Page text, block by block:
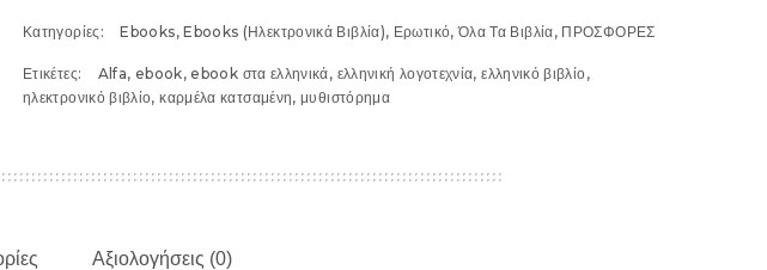
Κατηγορίες: Ebooks,Ebooks (Ηλεκτρονικά Βιβλία), Ερωτικό,Όλα Τα Βιβλία, ΠΡΟΣΦΟΡΕΣ
Ετικέτες: Alfa, ebook,ebook στα ελληνικά, ελληνική λογοτεχνία,ελληνικό βιβλίο,
ηλεκτρονικό βιβλίο,καρμέλα κατσαμένη,μυθιστόρημα
Αξιολογήσεις (0)